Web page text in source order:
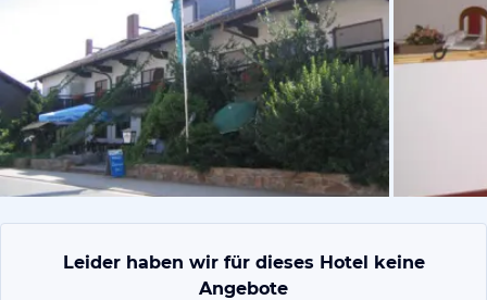
Leider haben wir für dieses Hotel keine
Angebote